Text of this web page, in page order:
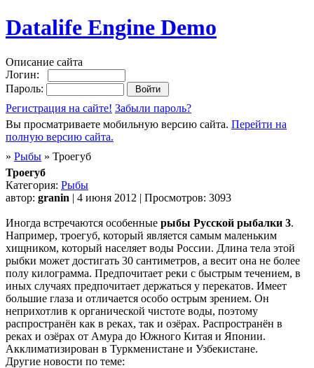
Datalife Engine Demo
Описание сайта
Логин:
Пароль:
Регистрация на сайте! Забыли пароль?
Вы просматриваете мобильную версию сайта. Перейти на
полную версию сайта.
» Рыбы » Троегуб
Троегуб
Категория: Рыбы
автор: granin | 4 июня 2012 | Просмотров: 3093
Иногда встречаются особенные рыбы Русской рыбалки 3.
Например, троегуб, который является самым маленьким
хищником, который населяет воды России. Длина тела этой
рыбки может достигать 30 сантиметров, а весит она не более
полу килограмма. Предпочитает реки с быстрым течением, в
иных случаях предпочитает держаться у перекатов. Имеет
большие глаза и отличается особо острым зрением. Он
неприхотлив к органической чистоте воды, поэтому
распространён как в реках, так и озёрах. Распространён в
реках и озёрах от Амура до Южного Китая и Японии.
Акклиматизирован в Туркменистане и Узбекистане.
Другие новости по теме: